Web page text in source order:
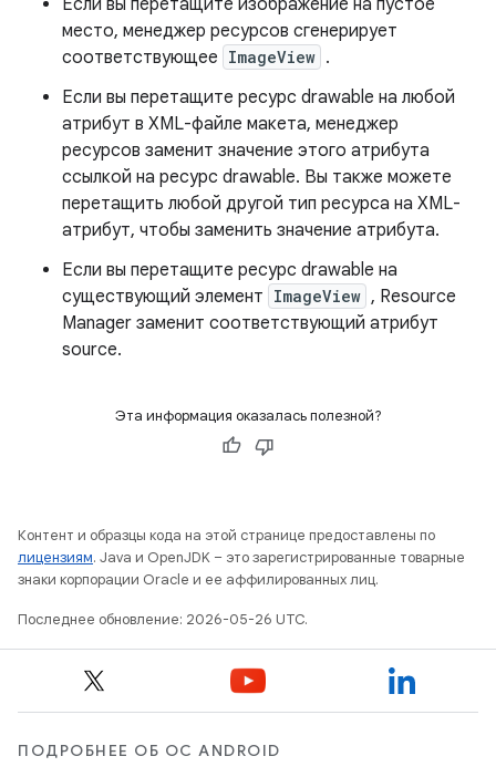
место, менеджер ресурсов сгенерирует
соответствующее ImageView .
Если вы перетащите ресурс drawable на любой
атрибут в XML-файле макета, менеджер
ресурсов заменит значение этого атрибута
ссылкой на ресурс drawable. Вы также можете
перетащить любой другой тип ресурса на XML-
атрибут, чтобы заменить значение атрибута.
Если вы перетащите ресурс drawable на
существующий элемент ImageView , Resource
Manager заменит соответствующий атрибут
source.
Эта информация оказалась полезной?
Контент и образцы кода на этой странице предоставлены по
лицензиям. Java и OpenJDK – это зарегистрированные товарные
знаки корпорации Oracle и ее аффилированных лиц.
Последнее обновление: 2026-05-26 UTC.
ПОДРОБНЕЕ ОБ ОС ANDROID